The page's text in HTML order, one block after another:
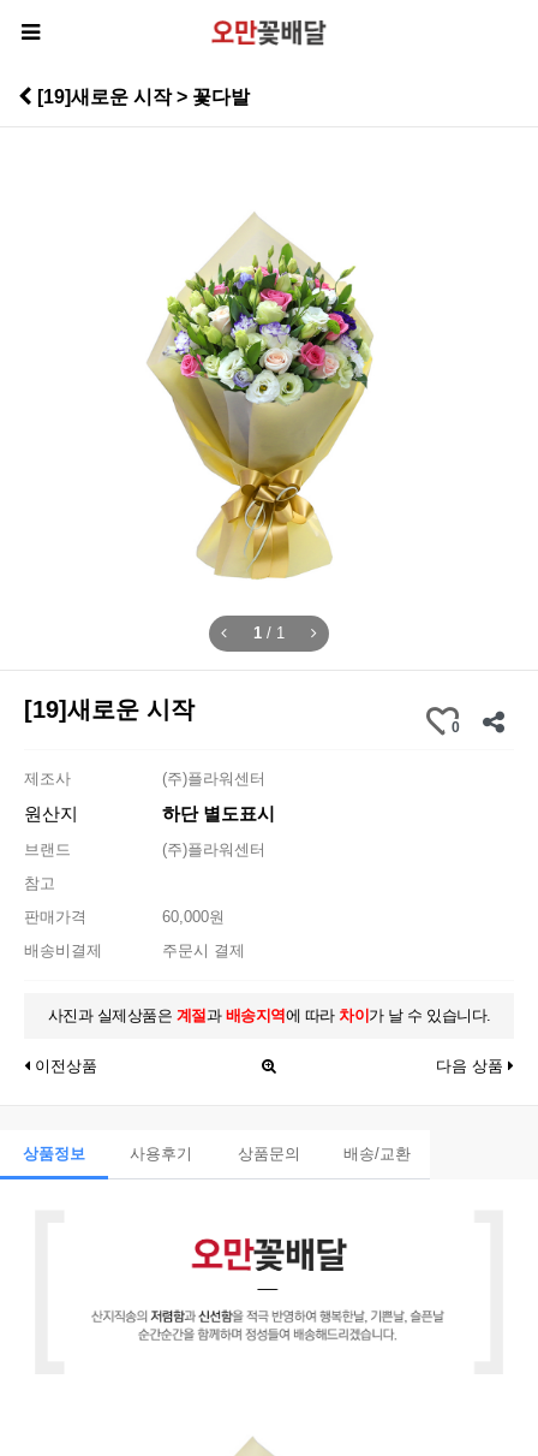
[19]새로운 시작 > 꽃다발
1 / 1
[19]새로운 시작
0
제조사 (주)플라워센터
원산지 하단 별도표시
브랜드
(주)플라워센터
참고
판매가격
60,000원
배송비결제
주문시 결제
사진과 실제상품은 계절과 배송지역에 따라 차이 가 날 수 있습니다.
이전상품 다음 상품
상품정보 사용후기 상품문의 배송/교환